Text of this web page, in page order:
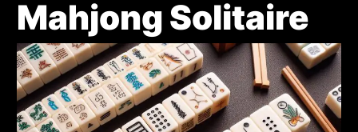
Mahjong Solitaire